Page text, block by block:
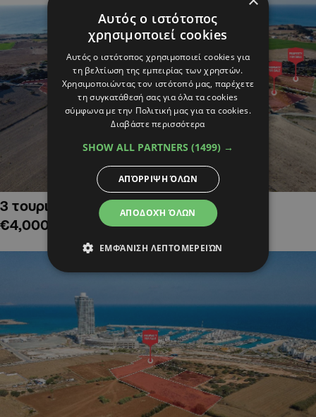
3 τουριστικά χωράφια στην Αλαμινό,
€4,000,000
Αυτός ο ιστότοπος
χρησιμοποιεί cookies
Αυτός ο ιστότοπος χρησιμοποιεί cookies για
τη βελτίωση της εμπειρίας των χρηστών.
Χρησιμοποιώντας τον ιστότοπό μας, παρέχετε
τη συγκατάθεσή σας για όλα τα cookies
σύμφωνα με την Πολιτική μας για τα cookies.
Διαβάστε περισσότερα
SHOW ALL PARTNERS (1499) →
ΑΠΟΔΟΧΉ ΌΛΩΝ
ΑΠΌΡΡΙΨΗ ΌΛΩΝ
ΕΜΦΆΝΙΣΗ ΛΕΠΤΟΜΕΡΕΙΏΝ